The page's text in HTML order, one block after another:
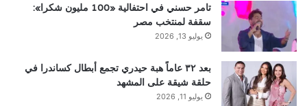
تامر حسني في احتفالية «100 مليون شكرا»:
سقفة لمنتخب مصر
يوليو 13, 2026
بعد ٣٢ عاماً هبة حيدري تجمع أبطال كساندرا في
حلقة شيقة على المشهد
يوليو 11, 2026